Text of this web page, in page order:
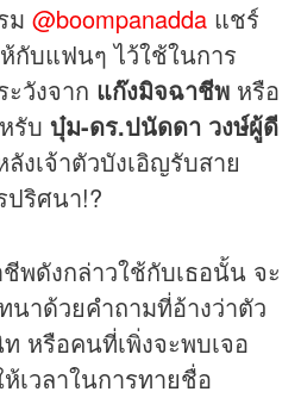
ม @boompanadda แชร์
บแฟนๆ ไว้ใช้ในการ
ะวังจาก แก๊งมิจฉาชีพ หรือ
รับ บุ๋ม-ดร.ปนัดดา วงษ์ผู้ดี
งเจ้าตัวบังเอิญรับสาย
ปริศนา!?
พดังกล่าวใช้กับเธอนั้น จะ
นาด้วยคำถามที่อ้างว่าตัว
หรือคนที่เพิ่งจะพบเจอ
เวลาในการทายชื่อ